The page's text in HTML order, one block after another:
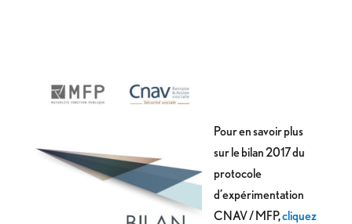
Pour en savoir plus
sur le bilan 2017 du
protocole
d’expérimentation
CNAV / MFP,cliquez